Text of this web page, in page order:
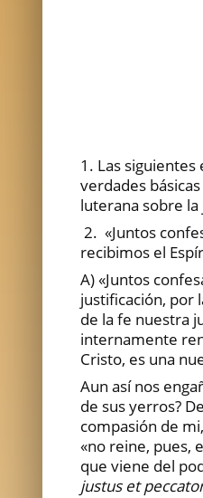
1. Las siguientes
verdades
luterana sobre
2. «Juntos
recibimos el
A) «Juntos
justificación, por
de la fe nuestra
internamente
Cristo, es una
Aun así nos
de sus yerros?
compasión de
«no reine, pues,
que viene del
justus et